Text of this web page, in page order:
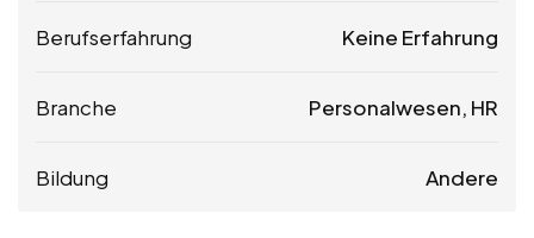
Berufserfahrung Keine Erfahrung
Branche Personalwesen, HR
Bildung Andere